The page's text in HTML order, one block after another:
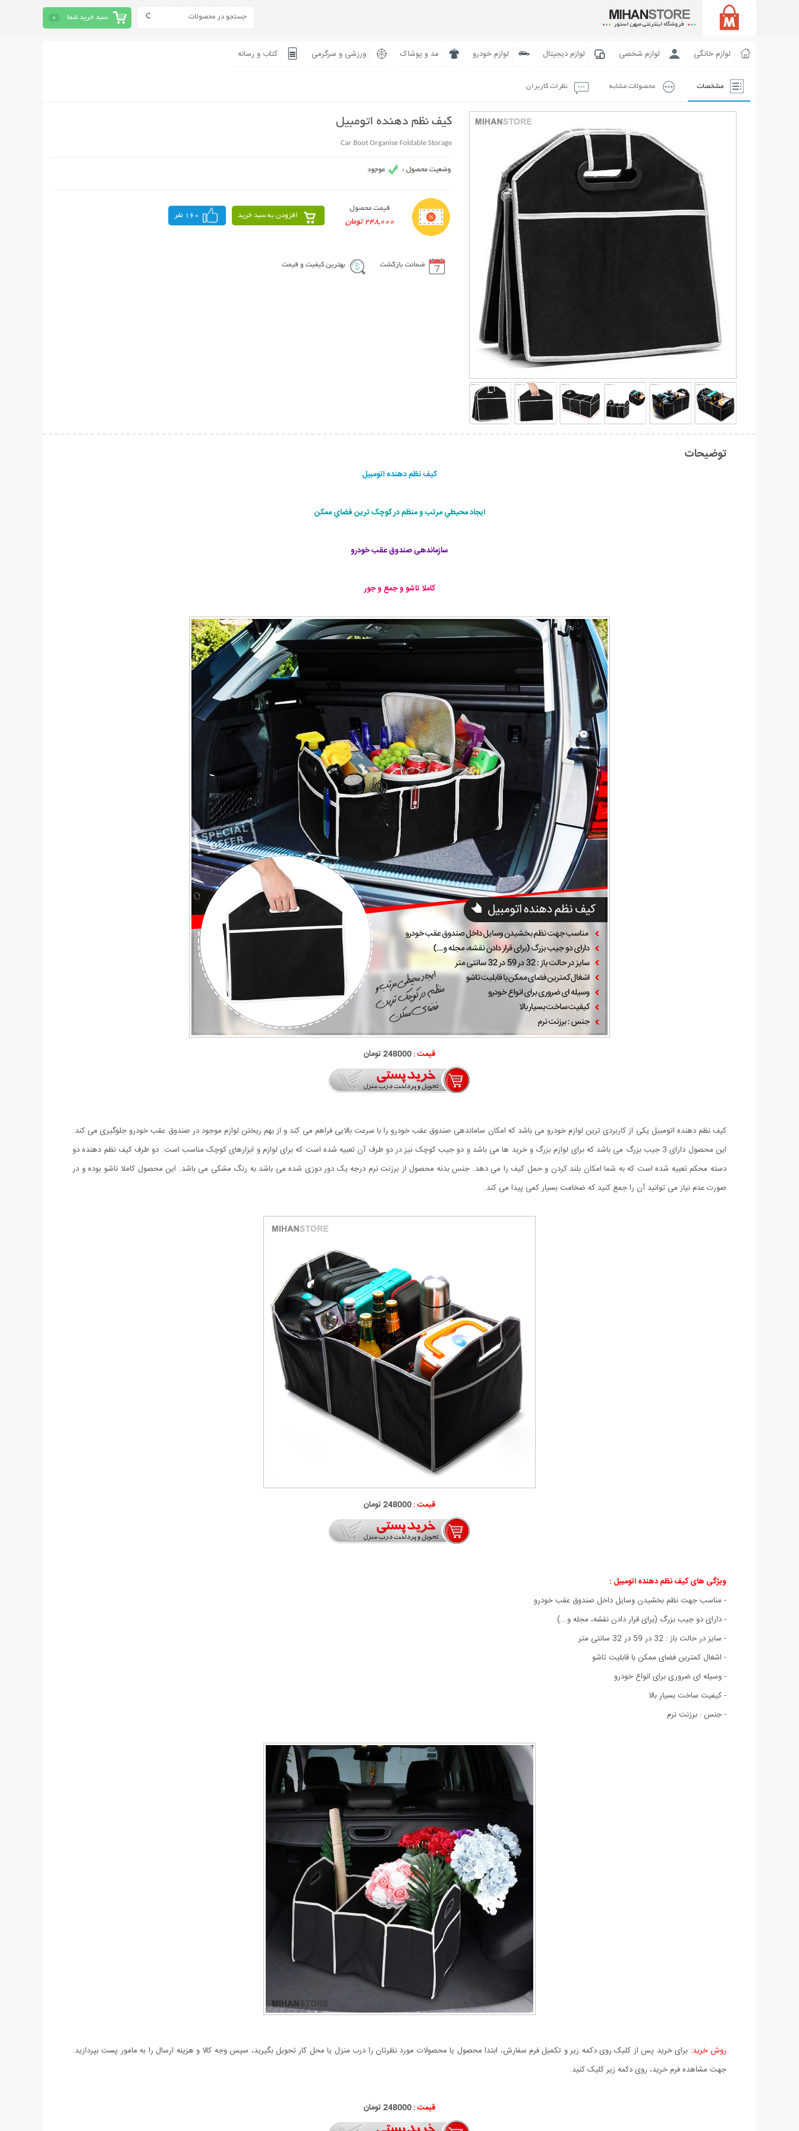
سبد خرید شما 0
لوازم خانگی لوازم شخصی لوازم دیجیتال لوازم خودرو مد و پوشاک ورزشی و سرگرمی کتاب و رسانه
مشخصات محصولات مشابه نظرات کاربران
کیف نظم دهنده اتومبیل
Car Boot Organise Foldable Storage
قیمت محصول
248,000 تومان
افزودن به سبد خرید 160 نفر
ضمانت بازگشت بهترین کیفیت و قیمت
توضیحات
کیف نظم دهنده اتومبیل
ايجاد محيطي مرتب و منظم در کوچک ترين فضاي ممکن
سازماندهی صندوق عقب خودرو
کاملا تاشو و جمع و جور
قیمت :248000 تومان
کیف نظم دهنده اتومبیل یکی از کاربردی ترین لوازم خودرو می باشد که امکان ساماندهی صندوق عقب خودرو را با سرعت بالایی فراهم می کند و از بهم ریختن لوازم موجود در صندوق عقب خودرو جلوگیری می کند.
این محصول دارای 3 جیب بزرگ می باشد که برای لوازم بزرگ و خرید ها می باشد و دو جیب کوچک نیز در دو طرف آن تعبیه شده است که برای لوازم و ابزارهای کوچک مناسب است. دو طرف کیف نظم دهنده دو
دسته محکم تعبیه شده است که به شما امکان بلند کردن و حمل کیف را می دهد. جنس بدنه محصول از برزنت نرم درجه یک دور دوزی شده می باشد به رنگ مشکی می باشد. این محصول کاملا تاشو بوده و در
صورت عدم نیاز می توانید آن را جمع کنید که ضخامت بسیار کمی پیدا می کند.
قیمت :248000 تومان
ویژگی های کیف نظم دهنده اتومبیل :
- مناسب جهت نظم بخشیدن وسایل داخل صندوق عقب خودرو
- دارای دو جیب بزرگ (برای قرار دادن نقشه، مجله و...)
- سایز در حالت باز : 32 در 59 در 32 سانتی متر
- اشغال کمترین فضای ممکن با قابلیت تاشو
- وسیله ای ضروری برای انواع خودرو
- کیفیت ساخت بسیار بالا
- جنس : برزنت نرم
روش خرید: برای خرید پس از کلیک روی دکمه زیر و تکمیل فرم سفارش، ابتدا محصول یا محصولات مورد نظرتان را درب منزل یا محل کار تحویل بگیرید، سپس وجه کالا و هزینه ارسال را به مامور پست بپردازید.
جهت مشاهده فرم خرید، روی دکمه زیر کلیک کنید.
قیمت :248000 تومان